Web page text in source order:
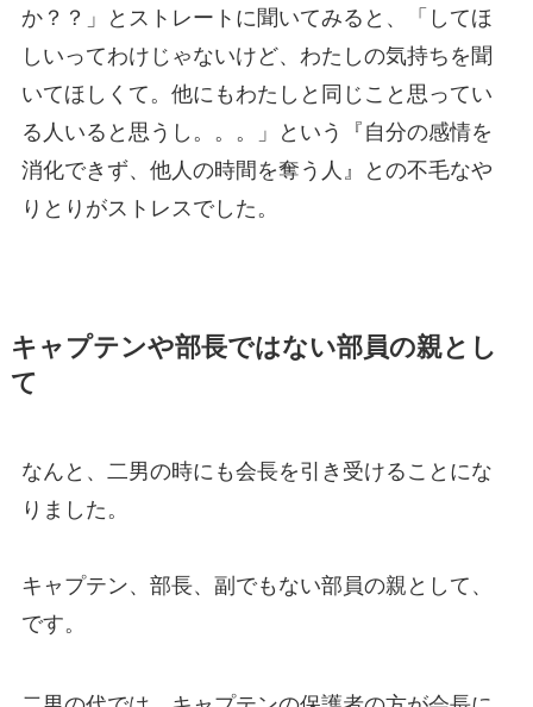
か？？」とストレートに聞いてみると、「してほ
しいってわけじゃないけど、わたしの気持ちを聞
いてほしくて。他にもわたしと同じこと思ってい
る人いると思うし。。。」という『自分の感情を
消化できず、他人の時間を奪う人』との不毛なや
りとりがストレスでした。
キャプテンや部長ではない部員の親とし
て
なんと、二男の時にも会長を引き受けることにな
りました。
キャプテン、部長、副でもない部員の親として、
です。